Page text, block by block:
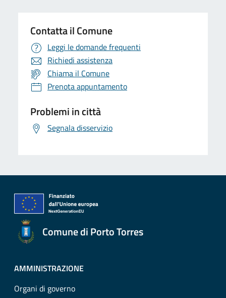
Contatta il Comune
Leggi le domande frequenti
Richiedi assistenza
Chiama il Comune
Prenota appuntamento
Problemi in città
Segnala disservizio
Comune di Porto Torres
AMMINISTRAZIONE
Organi di governo